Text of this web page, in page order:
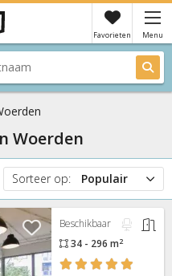
Favorieten Menu
×
Woerden
Sorteer op:
Populair
Populair
Prijs
Nieuw
Beschikbaar
34 - 296 m2